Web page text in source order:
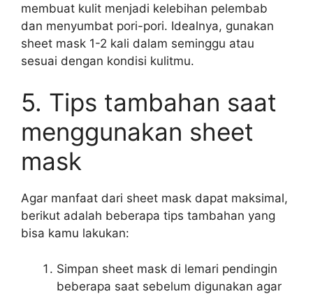
membuat kulit menjadi kelebihan pelembab
dan menyumbat pori-pori. Idealnya, gunakan
sheet mask 1-2 kali dalam seminggu atau
sesuai dengan kondisi kulitmu.
5. Tips tambahan saat
menggunakan sheet
mask
Agar manfaat dari sheet mask dapat maksimal,
berikut adalah beberapa tips tambahan yang
bisa kamu lakukan:
Simpan sheet mask di lemari pendingin
beberapa saat sebelum digunakan agar